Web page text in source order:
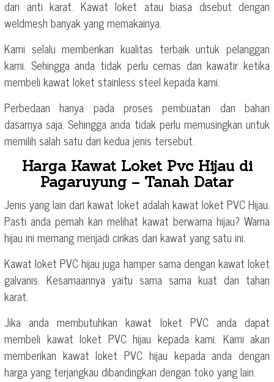
dan anti karat. Kawat loket atau biasa disebut dengan
weldmesh banyak yang memakainya.
Kami selalu memberikan kualitas terbaik untuk pelanggan
kami. Sehingga anda tidak perlu cemas dan kawatir ketika
membeli kawat loket stainless steel kepada kami.
Perbedaan hanya pada proses pembuatan dan bahan
dasarnya saja. Sehingga anda tidak perlu memusingkan untuk
memilih salah satu dari kedua jenis tersebut.
Harga Kawat Loket Pvc Hijau di
Pagaruyung – Tanah Datar
Jenis yang lain dari kawat loket adalah kawat loket PVC Hijau.
Pasti anda pernah kan melihat kawat berwarna hijau? Warna
hijau ini memang menjadi cirikas dari kawat yang satu ini.
Kawat loket PVC hijau juga hamper sama dengan kawat loket
galvanis. Kesamaannya yaitu sama sama kuat dan tahan
karat.
Jika anda membutuhkan kawat loket PVC anda dapat
membeli kawat loket PVC hijau kepada kami. Kami akan
memberikan kawat loket PVC hijau kepada anda dengan
harga yang terjangkau dibandingkan dengan toko yang lain.